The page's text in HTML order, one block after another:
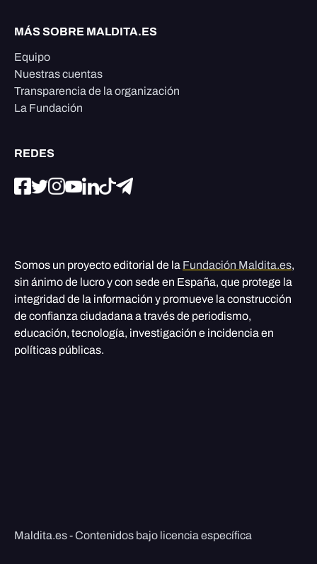
MÁS SOBRE MALDITA.ES
Equipo
Nuestras cuentas
Transparencia de la organización
La Fundación
REDES
Somos un proyecto editorial de la Fundación Maldita.es,
sin ánimo de lucro y con sede en España, que protege la
integridad de la información y promueve la construcción
de confianza ciudadana a través de periodismo,
educación, tecnología, investigación e incidencia en
políticas públicas.
Maldita.es - Contenidos bajo licencia específica